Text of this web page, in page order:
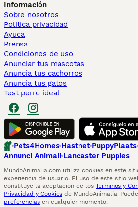
Información
Sobre nosotros
Politica privacidad
Ayuda
Prensa
Condiciones de uso
Anunciar tus mascotas
Anuncia tus cachorros
Anuncia tus gatos
Test perro ideal
Pets4Homes Hastnet PuppyPlaats
Annunci Animali Lancaster Puppies
MundoAnimalia.com utiliza cookies en este
experiencia de usuario. El uso de este sitio
constituye la aceptación de los Términos y
Privacidad y Cookies de MundoAnimalia.
preferencias en cualquier momento.